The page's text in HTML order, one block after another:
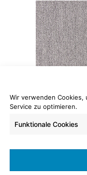
Wir verwenden Cookies,
Service zu optimieren.
Funktionale Cookies
044
Fliese Matt-